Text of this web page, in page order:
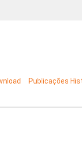
Publicações